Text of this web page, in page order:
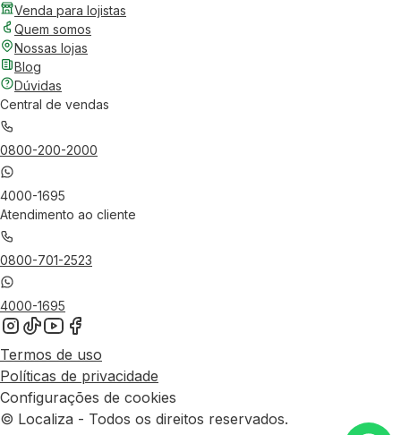
Venda para lojistas
Quem somos
Nossas lojas
Blog
Dúvidas
Central de vendas
0800-200-2000
4000-1695
Atendimento ao cliente
0800-701-2523
4000-1695
Termos de uso
Políticas de privacidade
Configurações de cookies
© Localiza - Todos os direitos reservados.